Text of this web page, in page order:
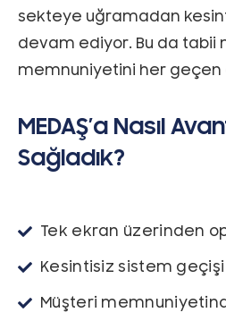
sekteye uğramadan
devam ediyor. Bu da tabii
memnuniyetini her geçen
MEDAŞ’a Nasıl
Sağladık?
Tek ekran üzerinden
Kesintisiz sistem geçişi
Müşteri